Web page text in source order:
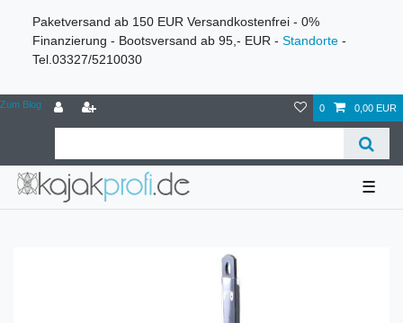
Paketversand ab 150 EUR Versandkostenfrei - 0%
Finanzierung - Bootsversand ab 95,- EUR - Standorte -
Tel.03327/5210030
Zum Blog 0 0,00 EUR
☰